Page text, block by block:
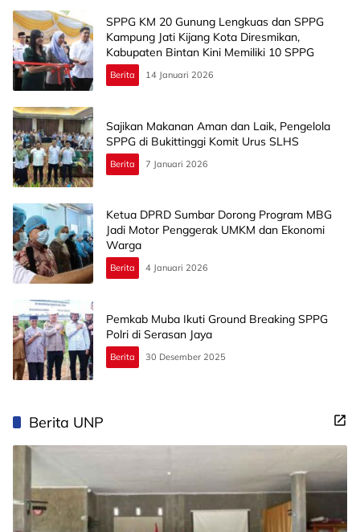
SPPG KM 20 Gunung Lengkuas dan SPPG
Kampung Jati Kijang Kota Diresmikan,
Kabupaten Bintan Kini Memiliki 10 SPPG
Berita 14 Januari 2026
Sajikan Makanan Aman dan Laik, Pengelola
SPPG di Bukittinggi Komit Urus SLHS
Berita 7 Januari 2026
Ketua DPRD Sumbar Dorong Program MBG
Jadi Motor Penggerak UMKM dan Ekonomi
Warga
Berita 4 Januari 2026
Pemkab Muba Ikuti Ground Breaking SPPG
Polri di Serasan Jaya
Berita 30 Desember 2025
Berita UNP